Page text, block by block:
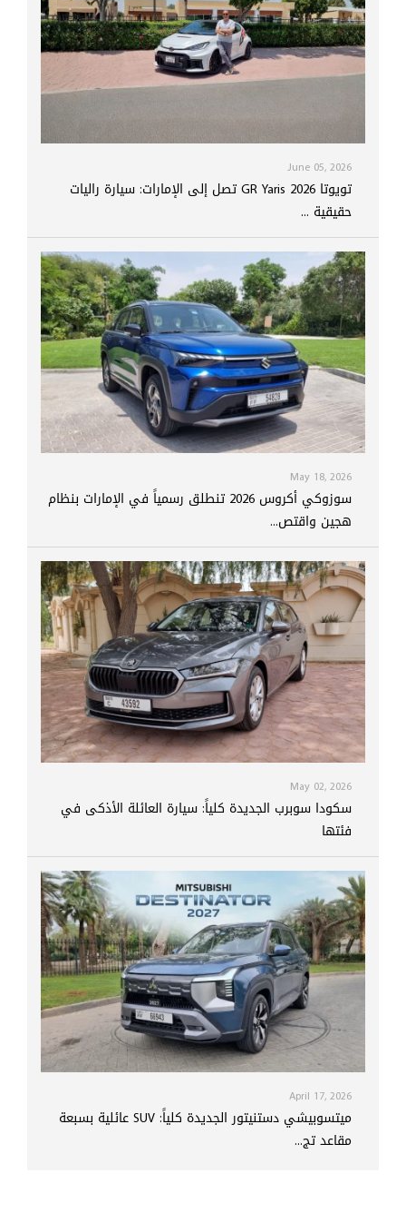
June 05, 2026
تويوتا GR Yaris 2026 تصل إلى الإمارات: سيارة راليات
حقيقية ...
May 18, 2026
سوزوكي أكروس 2026 تنطلق رسمياً في الإمارات بنظام
هجين واقتص...
May 02, 2026
سكودا سوبرب الجديدة كلياً: سيارة العائلة الأذكى في
فئتها
April 17, 2026
ميتسوبيشي دستنيتور الجديدة كلياً: SUV عائلية بسبعة
مقاعد تج...